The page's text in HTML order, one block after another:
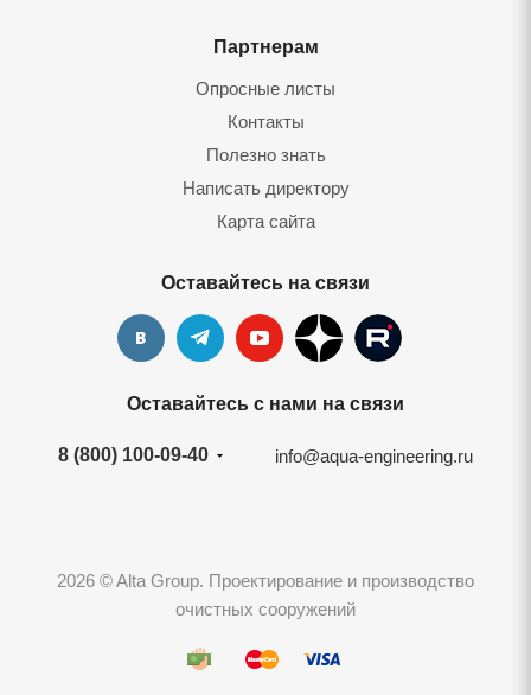
Партнерам
Опросные листы
Контакты
Полезно знать
Написать директору
Карта сайта
Оставайтесь на связи
Оставайтесь с нами на связи
8 (800) 100-09-40 info@aqua-engineering.ru
2026 © Alta Group. Проектирование и производство
очистных сооружений